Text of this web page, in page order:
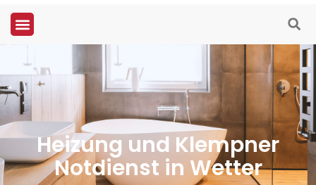
Heizung und Klempner
Notdienst in Wetter